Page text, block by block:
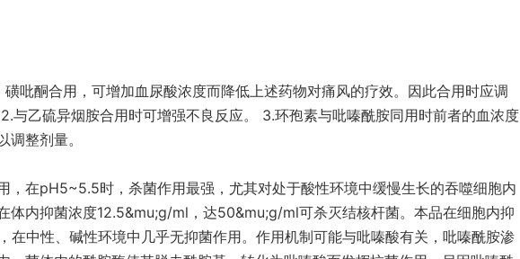
吡酮合用，可增加血尿酸浓度而降低上述药物对痛风的疗效。因此合用时应调
与乙硫异烟胺合用时可增强不良反应。 3.环孢素与吡嗪酰胺同用时前者的血浓度
整剂量。
，在pH5~5.5时，杀菌作用最强，尤其对处于酸性环境中缓慢生长的吞噬细胞内
体内抑菌浓度12.5&mu;g/ml，达50&mu;g/ml可杀灭结核杆菌。本品在细胞内抑
在中性、碱性环境中几乎无抑菌作用。作用机制可能与吡嗪酸有关，吡嗪酰胺渗